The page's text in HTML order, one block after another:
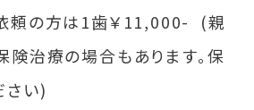
頼の方は1歯￥11,000- (親
険治療の場合もあります。保
さい)